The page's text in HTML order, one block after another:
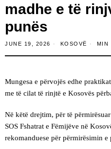
madhe e të
punës
JUNE 19, 2026 KOSOVË MIN
Mungesa e përvojës edhe
me të cilat të rinjtë e Kosovës
Në këtë drejtim, për të
SOS Fshatrat e Fëmijëve në
rekomanduese për përmirësimin